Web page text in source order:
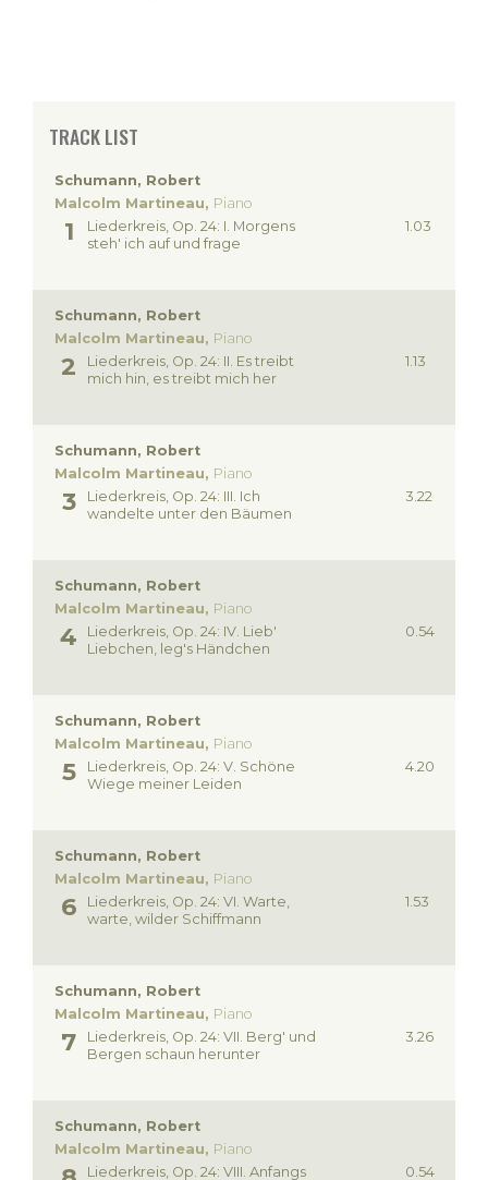
TRACK LIST
Schumann, Robert
Malcolm Martineau, Piano
1.03
Liederkreis, Op. 24: I. Morgens
steh' ich auf und frage
Schumann, Robert
Malcolm Martineau, Piano
1.13
Liederkreis, Op. 24: II. Es treibt
mich hin, es treibt mich her
Schumann, Robert
Malcolm Martineau, Piano
3.22
Liederkreis, Op. 24: III. Ich
wandelte unter den Bäumen
Schumann, Robert
Malcolm Martineau, Piano
0.54
Liederkreis, Op. 24: IV. Lieb'
Liebchen, leg's Händchen
Schumann, Robert
Malcolm Martineau, Piano
4.20
Liederkreis, Op. 24: V. Schöne
Wiege meiner Leiden
Schumann, Robert
Malcolm Martineau, Piano
1.53
Liederkreis, Op. 24: VI. Warte,
warte, wilder Schiffmann
Schumann, Robert
Malcolm Martineau, Piano
3.26
Liederkreis, Op. 24: VII. Berg' und
Bergen schaun herunter
Schumann, Robert
Malcolm Martineau, Piano
0.54
Liederkreis, Op. 24: VIII. Anfangs